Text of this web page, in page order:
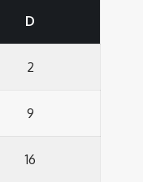
D
2
9
16